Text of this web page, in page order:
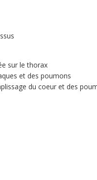
sur le thorax
et des poumons
du coeur et des